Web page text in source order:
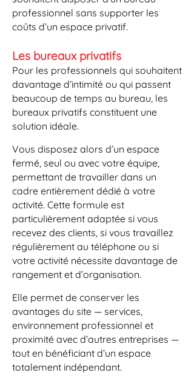
professionnel sans supporter les
coûts d’un espace privatif.
Les bureaux privatifs
Pour les professionnels qui souhaitent
davantage d’intimité ou qui passent
beaucoup de temps au bureau, les
bureaux privatifs constituent une
solution idéale.
Vous disposez alors d’un espace
fermé, seul ou avec votre équipe,
permettant de travailler dans un
cadre entièrement dédié à votre
activité. Cette formule est
particulièrement adaptée si vous
recevez des clients, si vous travaillez
régulièrement au téléphone ou si
votre activité nécessite davantage de
rangement et d’organisation.
Elle permet de conserver les
avantages du site — services,
environnement professionnel et
proximité avec d’autres entreprises —
tout en bénéficiant d’un espace
totalement indépendant.